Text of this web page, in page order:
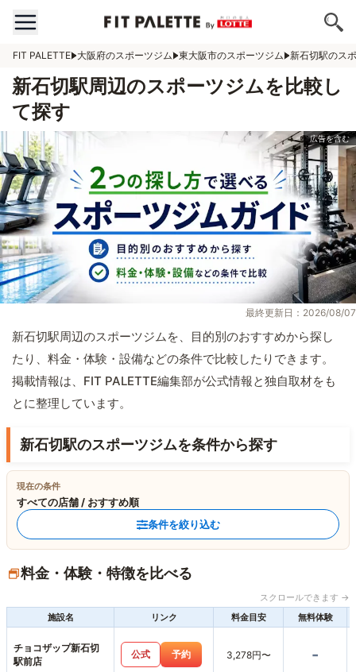
FIT PALETTE 大阪府のスポーツジム 東大阪市のスポーツジム 新石切駅のス
新石切駅周辺のスポーツジムを比較し
て探す
最終更新日：2026/08/07
新石切駅周辺のスポーツジムを、目的別のおすすめから探し
たり、料金・体験・設備などの条件で比較したりできます。
掲載情報は、FIT PALETTE編集部が公式情報と独自取材をも
とに整理しています。
新石切駅のスポーツジムを条件から探す
現在の条件
すべての店舗 / おすすめ順
条件を絞り込む
料金・体験・特徴を比べる
スクロールできます →
施設名
リンク 料金目安 無料体験
チョコザップ新石切
駅前店
公式 予約 3,278円〜 -